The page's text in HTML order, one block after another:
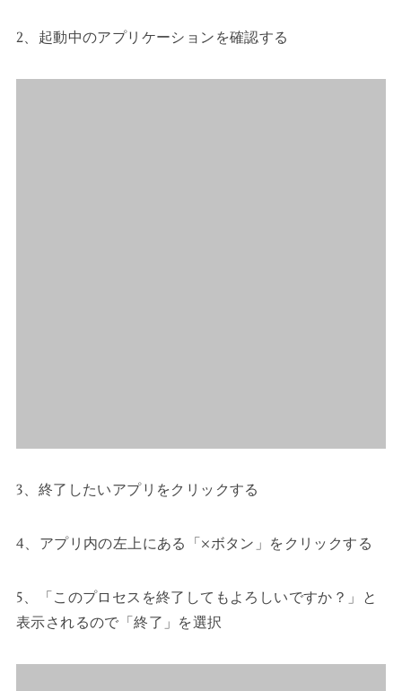
2、起動中のアプリケーションを確認する
3、終了したいアプリをクリックする
4、アプリ内の左上にある「×ボタン」をクリックする
5、「このプロセスを終了してもよろしいですか？」と
表示されるので「終了」を選択